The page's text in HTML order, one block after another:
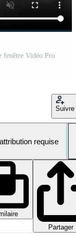
fenêtre Vidéo Pro
Suivre
requise
Partager